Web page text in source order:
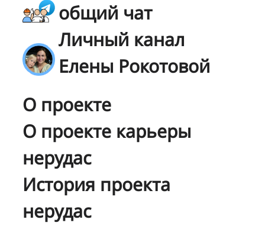
общий чат
Личный канал
Елены Рокотовой
О проекте
О проекте карьеры
нерудас
История проекта
нерудас